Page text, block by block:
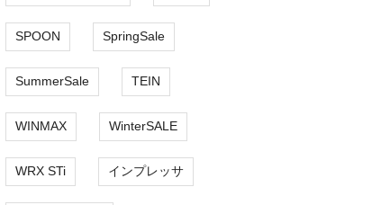
SPOON SpringSale
SummerSale TEIN
WINMAX WinterSALE
WRX STi インプレッサ